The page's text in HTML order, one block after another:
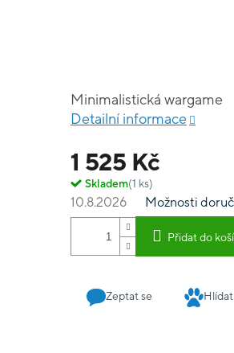
1 525 Kč
Skladem(1 ks)
10.8.2026 Možnosti
Přidat do
Minimalistická wargame
Detailní informace
Zeptat se Hlídat